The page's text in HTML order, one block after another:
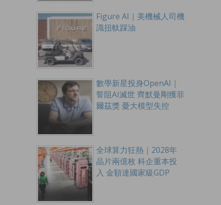
Figure AI｜美機械人司機
識扭軚踩油
數學新星投身OpenAI｜
誓阻AI滅世 齊默曼剛獲菲
爾茲獎 憂大模型失控
全球算力狂熱｜2028年
晶片兩億枚 科企重本投
入 金額達國家級GDP